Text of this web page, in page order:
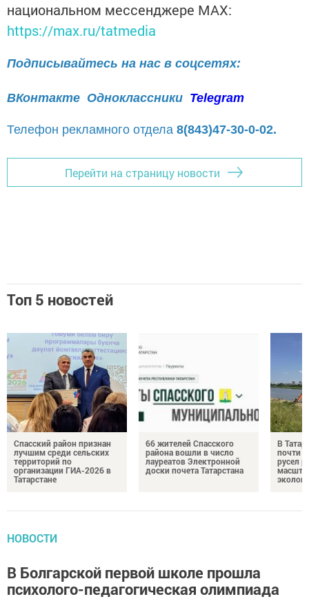
национальном мессенджере MАХ:
https://max.ru/tatmedia
Подписывайтесь на нас в соцсетях:
ВКонтакте Одноклассники Telegram
Телефон рекламного отдела 8(843)47-30-0-02.
Перейти на страницу новости
Топ 5 новостей
Спасский район признан
лучшим среди сельских
территорий по
организации ГИА-2026 в
Татарстане
66 жителей Спасского
района вошли в число
лауреатов Электронной
доски почета Татарстана
В
почти
русел
НОВОСТИ
В Болгарской первой школе прошла
психолого-педагогическая олимпиада